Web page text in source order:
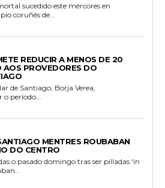
sucedido este mércores en
coruñés de...
REDUCIR A MENOS DE 20
AOS PROVEDORES DO
de Santiago, Borja Verea,
período...
MENTRES ROUBABAN
DO CENTRO
o pasado domingo tras ser pilladas 'in